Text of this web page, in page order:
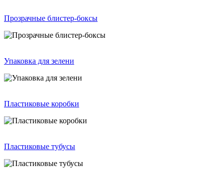
Прозрачные блистер-боксы
Упаковка для зелени
Пластиковые коробки
Пластиковые тубусы